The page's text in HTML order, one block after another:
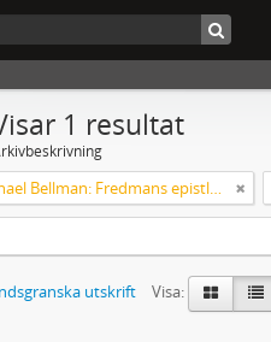
1 resultat
Carl Michael Bellman: Fredmans epistlar [Nechers ex.]. Ep. 1-50
utskrift
Visa: